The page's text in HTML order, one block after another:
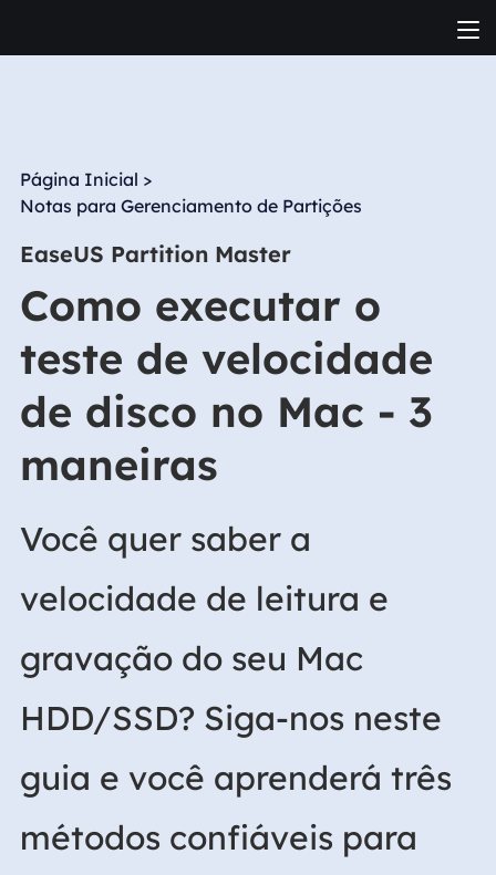
Página Inicial >
Notas para Gerenciamento de Partições
EaseUS Partition Master
Como executar o
teste de velocidade
de disco no Mac - 3
maneiras
Você quer saber a
velocidade de leitura e
gravação do seu Mac
HDD/SSD? Siga-nos neste
guia e você aprenderá três
métodos confiáveis para